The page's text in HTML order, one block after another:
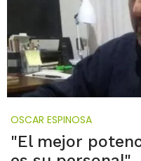
OSCAR ESPINOSA
"El mejor